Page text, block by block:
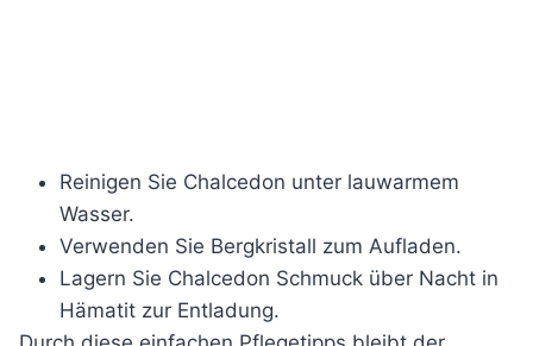
Reinigen Sie Chalcedon unter lauwarmem
Wasser.
Verwenden Sie Bergkristall zum Aufladen.
Lagern Sie Chalcedon Schmuck über Nacht in
Hämatit zur Entladung.